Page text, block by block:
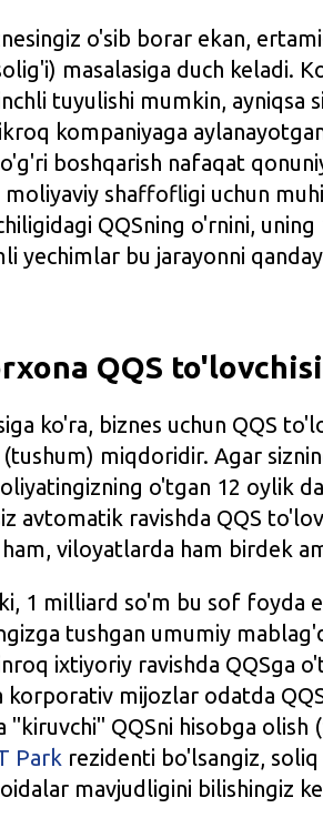
o'sib borar ekan,
masalasiga duch keladi.
tuyulishi mumkin, ayniqsa
kompaniyaga
boshqarish nafaqat
shaffofligi uchun
QQSning o'rnini,
yechimlar bu jarayonni
QQS
ko'ra, biznes uchun QQS
miqdoridir. Agar
o'tgan 12 oylik
avtomatik ravishda QQS
viloyatlarda ham birdek
1 milliard so'm bu sof foyda
tushgan umumiy
ixtiyoriy ravishda QQSga
korporativ mijozlar odatda
"kiruvchi" QQSni hisobga olish
Park rezidenti bo'lsangiz,
mavjudligini bilishingiz